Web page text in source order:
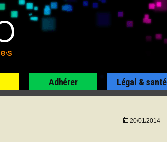
Adhérer Légal & santé
20/01/2014